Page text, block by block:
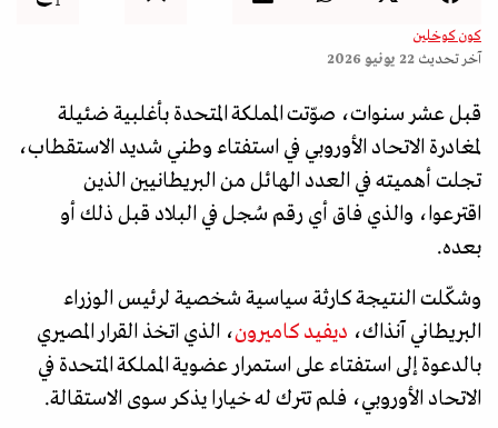
كون كوخلين
آخر تحديث 22 يونيو 2026
قبل عشر سنوات، صوّتت المملكة المتحدة بأغلبية ضئيلة
لمغادرة الاتحاد الأوروبي في استفتاء وطني شديد الاستقطاب،
تجلت أهميته في العدد الهائل من البريطانيين الذين
اقترعوا، والذي فاق أي رقم سُجل في البلاد قبل ذلك أو
بعده.
وشكّلت النتيجة كارثة سياسية شخصية لرئيس الوزراء
البريطاني آنذاك، ديفيد كاميرون، الذي اتخذ القرار المصيري
بالدعوة إلى استفتاء على استمرار عضوية المملكة المتحدة في
الاتحاد الأوروبي، فلم تترك له خيارا يذكر سوى الاستقالة.